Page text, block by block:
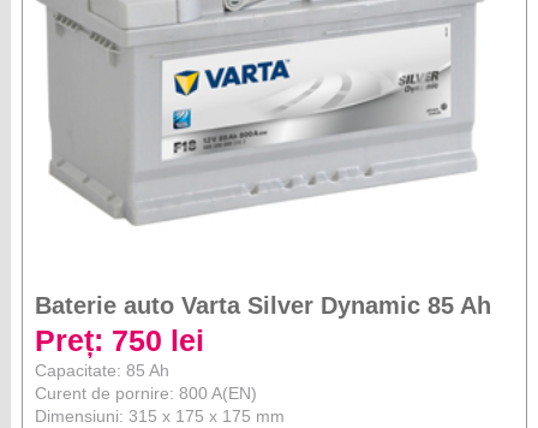
Baterie auto Varta Silver Dynamic 85 Ah
Preț: 750 lei
Capacitate: 85 Ah
Curent de pornire: 800 A(EN)
Dimensiuni: 315 x 175 x 175 mm